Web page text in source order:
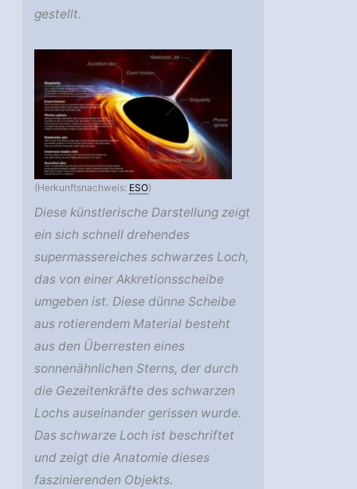
gestellt.
(Herkunftsnachweis: ESO)
Diese künstlerische Darstellung zeigt
ein sich schnell drehendes
supermassereiches schwarzes Loch,
das von einer Akkretionsscheibe
umgeben ist. Diese dünne Scheibe
aus rotierendem Material besteht
aus den Überresten eines
sonnenähnlichen Sterns, der durch
die Gezeitenkräfte des schwarzen
Lochs auseinander gerissen wurde.
Das schwarze Loch ist beschriftet
und zeigt die Anatomie dieses
faszinierenden Objekts.